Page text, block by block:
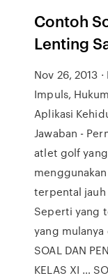
Contoh
Lenting
Nov 26, 2013
Impuls,
Aplikasi
Jawaban -
atlet golf
terpental jauh
Seperti yang
yang
SOAL DAN
KELAS XI …